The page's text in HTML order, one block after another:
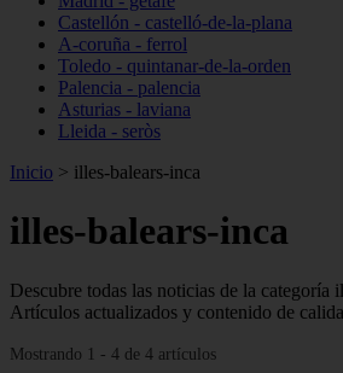
Castellón - castelló-de-la-plana
A-coruña - ferrol
Toledo - quintanar-de-la-orden
Palencia - palencia
Asturias - laviana
Lleida - seròs
Inicio > illes-balears-inca
illes-balears-inca
Descubre todas las noticias de la categoría
Artículos actualizados y contenido de
Mostrando 1 - 4 de 4 artículos